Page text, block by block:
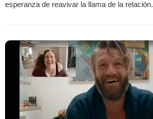
esperanza de reavivar la llama de la relación.